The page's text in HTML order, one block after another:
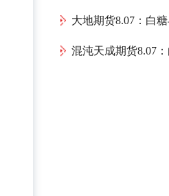
大地期货8.07：白
混沌天成期货8.07